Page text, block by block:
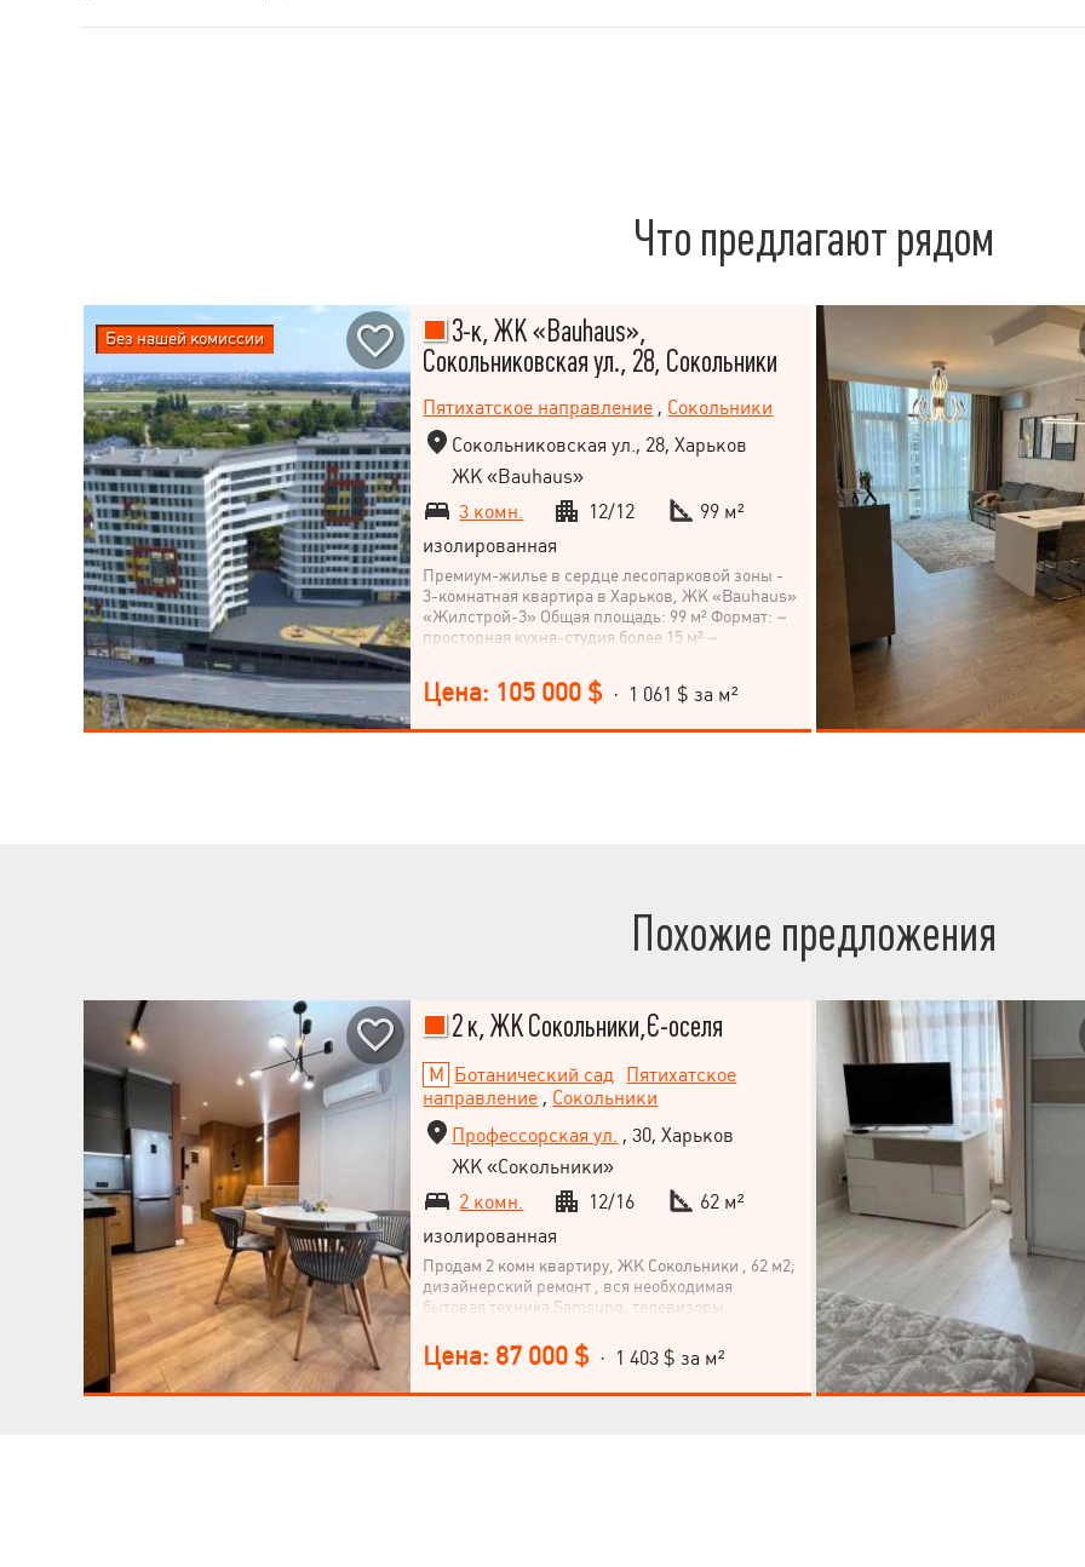
Что предлагают рядом
3-к, ЖК «Bauhaus»,
Сокольниковская ул., 28, Сокольники
Пятихатское направление , Сокольники
Сокольниковская ул., 28, Харьков
ЖК «Bauhaus»
3 комн.
12/12
99 м²
изолированная
Премиум-жилье в сердце лесопарковой зоны -
3-комнатная квартира в Харьков, ЖК «Bauhaus»
«Жилстрой-3» Общая площадь: 99 м² Формат: –
просторная кухня-студия более 15 м² –
с панорамным видом на город Дом построен по
монолитно-каркасной технологии. –
идеально подойдет для семьи, ценящей
комфорт, пространство и тишину в сочетании с
Цена: 105 000 $ · 1 061 $ за м²
Без нашей комиссии
Похожие предложения
2 к, ЖК Сокольники,Є-оселя
Ботанический сад Пятихатское
направление , Сокольники
Профессорская ул. , 30, Харьков
ЖК «Сокольники»
2 комн.
12/16
62 м²
изолированная
Продам 2 комн квартиру, ЖК Сокольники , 62 м2;
дизайнерский ремонт , вся необходимая
бытовая техника Samsung, телевизоры,
Цена: 87 000 $ · 1 403 $ за м²
НАПИСАТЬ
РУКОВОДИТЕЛЮ
© 2019 – 2026 Valion real estate. Все права защищены.